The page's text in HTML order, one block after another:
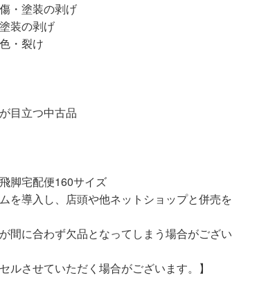
・塗装の剥げ
装の剥げ
・裂け
立つ中古品
脚宅配便160サイズ
を導入し、店頭や他ネットショップと併売を
間に合わず欠品となってしまう場合がござい
ルさせていただく場合がございます。】